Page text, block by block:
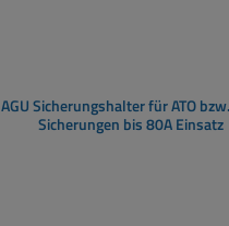
AGU Sicherungshalter für ATO
Sicherungen bis 80A Einsatz